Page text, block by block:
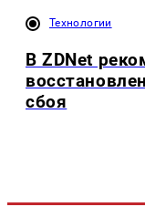
Технологии
В ZDNet
сбоя